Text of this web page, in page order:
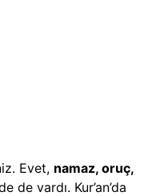
Evet, namaz, oruç,
de vardı. Kur’an’da